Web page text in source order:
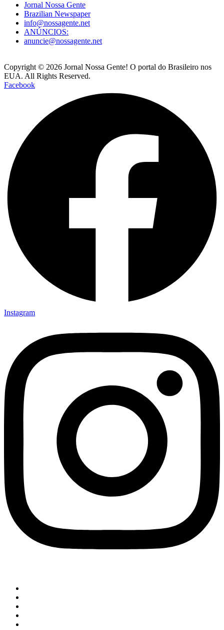
Jornal Nossa Gente
Brazilian Newspaper
info@nossagente.net
ANÚNCIOS:
anuncie@nossagente.net
Copyright © 2026 Jornal Nossa Gente! O portal do Brasileiro nos
EUA. All Rights Reserved.
Facebook
Instagram